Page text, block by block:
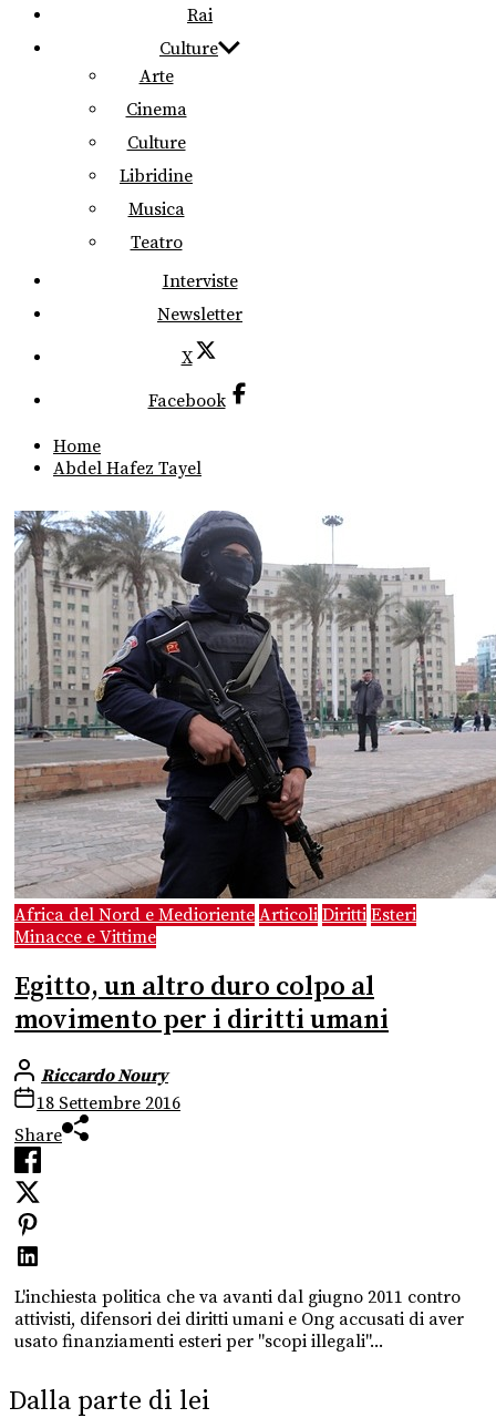
Rai
Culture
Arte
Cinema
Culture
Libridine
Musica
Teatro
Interviste
Newsletter
X
Facebook
Home
Abdel Hafez Tayel
Africa del Nord e Medioriente Articoli Diritti Esteri
Minacce e Vittime
Egitto, un altro duro colpo al
movimento per i diritti umani
Riccardo Noury
18 Settembre 2016
Share
L'inchiesta politica che va avanti dal giugno 2011 contro
attivisti, difensori dei diritti umani e Ong accusati di aver
usato finanziamenti esteri per "scopi illegali"...
Dalla parte di lei